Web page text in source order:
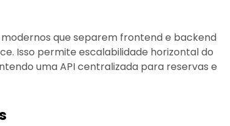
que separem frontend e backend
Isso permite escalabilidade horizontal do
uma API centralizada para reservas e